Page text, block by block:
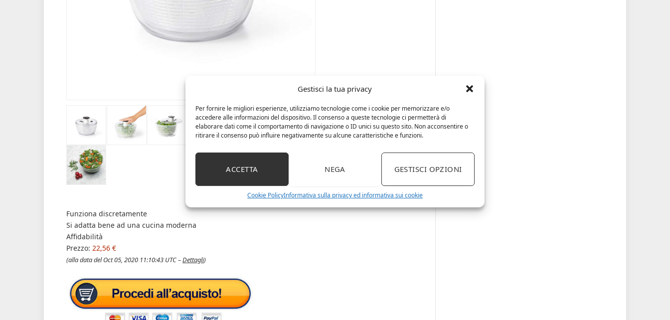
Gestisci la tua privacy
Per fornire le migliori esperienze, utilizziamo tecnologie come i cookie per memorizzare e/o
accedere alle informazioni del dispositivo. Il consenso a queste tecnologie ci permetterà di
elaborare dati come il comportamento di navigazione o ID unici su questo sito. Non acconsentire o
ritirare il consenso può influire negativamente su alcune caratteristiche e funzioni.
ACCETTA NEGA GESTISCI OPZIONI
Cookie PolicyInformativa sulla privacy ed informativa sui cookie
Funziona discretamente
Si adatta bene ad una cucina moderna
Affidabilità
Prezzo: 22,56 €
(alla data del Oct 05, 2020 11:10:43 UTC –Dettagli)